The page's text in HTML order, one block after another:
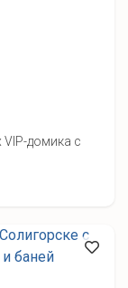
VIP-домика с